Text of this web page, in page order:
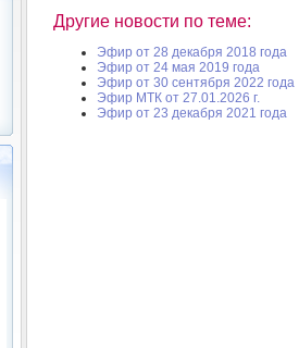
Другие новости по теме:
Эфир от 28 декабря 2018 года
Эфир от 24 мая 2019 года
Эфир от 30 сентября 2022 года
Эфир МТК от 27.01.2026 г.
Эфир от 23 декабря 2021 года